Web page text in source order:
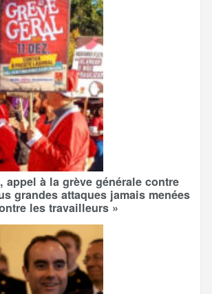
appel à la grève générale contre
grandes attaques jamais menées
les travailleurs »